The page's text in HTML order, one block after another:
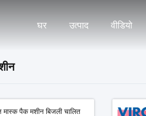
घर उत्पाद वीडियो
मास्क पैक मशीन बिजली चालित